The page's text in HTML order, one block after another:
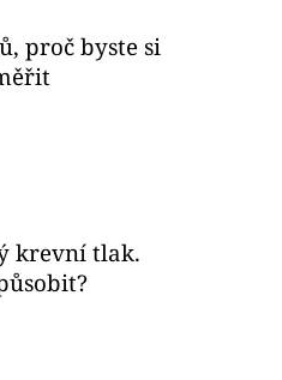
proč byste si
krevní tlak.